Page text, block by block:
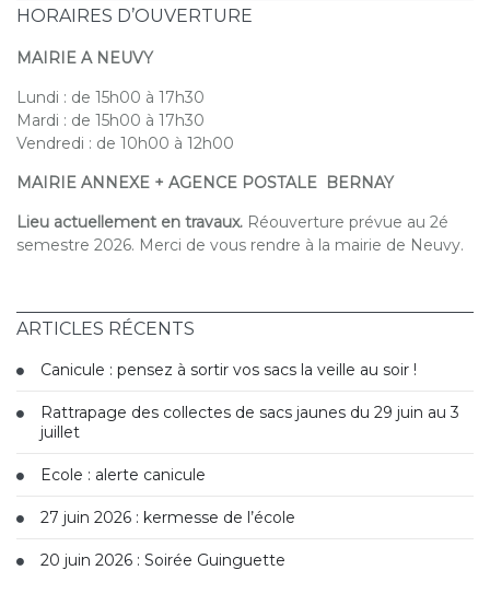
HORAIRES D’OUVERTURE
MAIRIE A NEUVY
Lundi : de 15h00 à 17h30
Mardi : de 15h00 à 17h30
Vendredi : de 10h00 à 12h00
MAIRIE ANNEXE + AGENCE POSTALE BERNAY
Lieu actuellement en travaux. Réouverture prévue au 2é
semestre 2026. Merci de vous rendre à la mairie de Neuvy.
ARTICLES RÉCENTS
Canicule : pensez à sortir vos sacs la veille au soir !
Rattrapage des collectes de sacs jaunes du 29 juin au 3
juillet
Ecole : alerte canicule
27 juin 2026 : kermesse de l’école
20 juin 2026 : Soirée Guinguette